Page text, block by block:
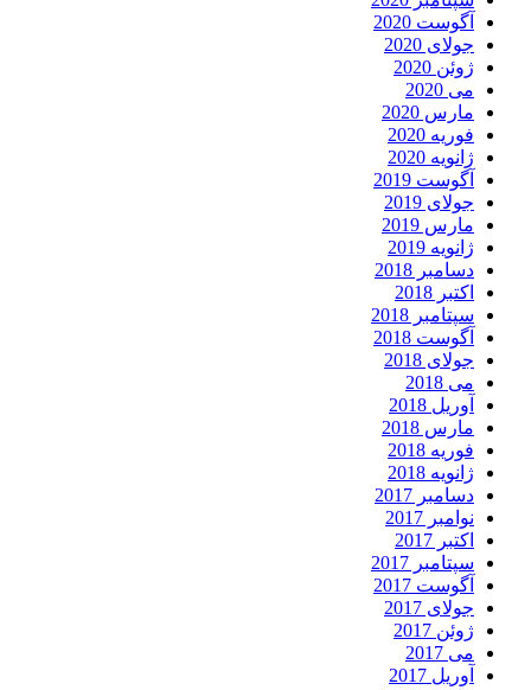
آگوست 2020
جولای 2020
ژوئن 2020
می 2020
مارس 2020
فوریه 2020
ژانویه 2020
آگوست 2019
جولای 2019
مارس 2019
ژانویه 2019
دسامبر 2018
اکتبر 2018
سپتامبر 2018
آگوست 2018
جولای 2018
می 2018
آوریل 2018
مارس 2018
فوریه 2018
ژانویه 2018
دسامبر 2017
نوامبر 2017
اکتبر 2017
سپتامبر 2017
آگوست 2017
جولای 2017
ژوئن 2017
می 2017
آوریل 2017